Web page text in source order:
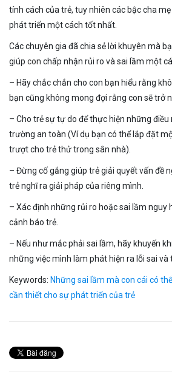
tính cách của trẻ, tuy nhiên các bậc cha
phát triển một cách tốt nhất.
Các chuyên gia đã chia sẻ lời khuyên mà
giúp con chấp nhận rủi ro và sai lầm một
– Hãy chắc chắn cho con bạn hiểu rằng
bạn cũng không mong đợi rằng con sẽ trở
– Cho trẻ sự tự do để thực hiện những
trường an toàn (Ví dụ bạn có thể lắp đặt
trượt cho trẻ thử trong sân nhà).
– Đừng cố gắng giúp trẻ giải quyết vấn đề
trẻ nghĩ ra giải pháp của riêng mình.
– Xác định những rủi ro hoặc sai lầm nguy
cảnh báo trẻ.
– Nếu như mắc phải sai lầm, hãy khuyến
những việc mình làm phát hiện ra lỗi sai và
Keywords: Những sai lầm mà con cái có
cần thiết cho sự phát triển của trẻ